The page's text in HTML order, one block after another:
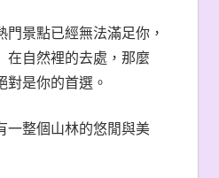
景點已經無法滿足你，
在自然裡的去處，那麼
對是你的首選。
一整個山林的悠閒與美